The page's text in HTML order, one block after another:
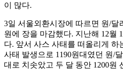
이 많다.
3일 서울외환시장에 따르면 원/달
원에 장을 마감했다. 지난해 12월
다. 앞서 사스 사태를 떠올리게 하
사태 발생으로 1190원대였던 원/
대로 치솟았고 두 달 동안 1200원